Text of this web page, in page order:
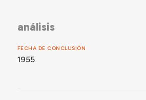
análisis
FECHA DE CONCLUSIÓN
1955